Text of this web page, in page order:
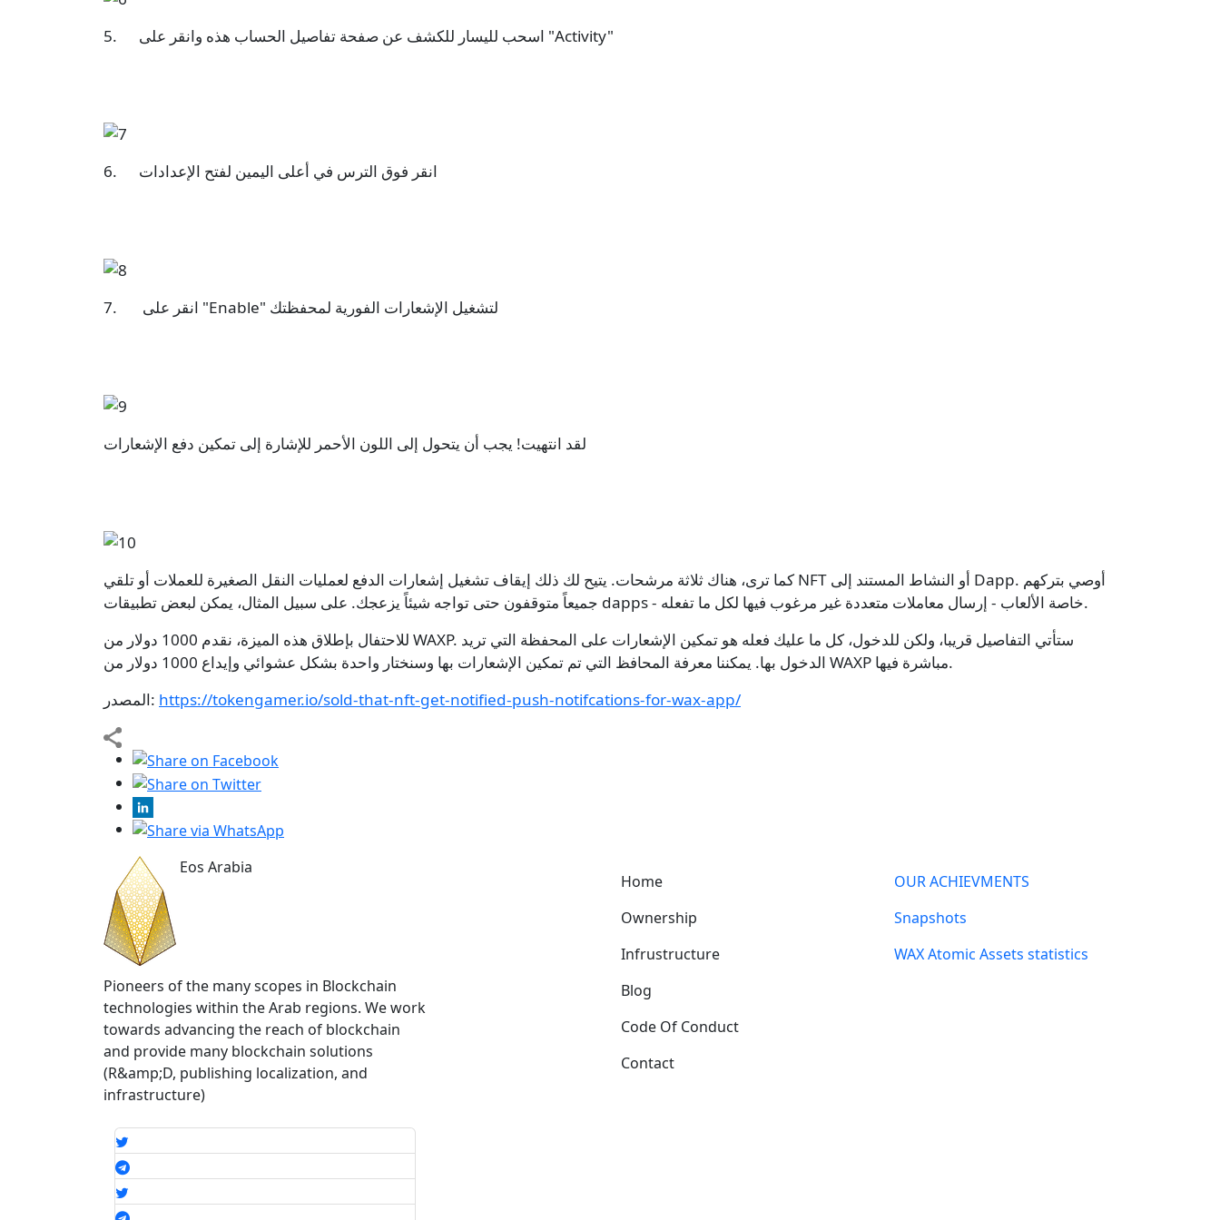
5. اسحب لليسار للكشف عن صفحة تفاصيل الحساب هذه وانقر على "Activity"
6. انقر فوق الترس في أعلى اليمين لفتح الإعدادات
7. انقر على "Enable" لتشغيل الإشعارات الفورية لمحفظتك
لقد انتهيت! يجب أن يتحول إلى اللون الأحمر للإشارة إلى تمكين دفع الإشعارات
كما ترى، هناك ثلاثة مرشحات. يتيح لك ذلك إيقاف تشغيل إشعارات الدفع لعمليات النقل الصغيرة للعملات أو تلقي NFT أو النشاط المستند إلى Dapp. أوصي بتركهم
جميعاً متوقفون حتى تواجه شيئاً يزعجك. على سبيل المثال، يمكن لبعض تطبيقات dapps - خاصة الألعاب - إرسال معاملات متعددة غير مرغوب فيها لكل ما تفعله.
للاحتفال بإطلاق هذه الميزة، نقدم 1000 دولار من WAXP. ستأتي التفاصيل قريبا، ولكن للدخول، كل ما عليك فعله هو تمكين الإشعارات على المحفظة التي تريد
الدخول بها. يمكننا معرفة المحافظ التي تم تمكين الإشعارات بها وسنختار واحدة بشكل عشوائي وإيداع 1000 دولار من WAXP مباشرة فيها.
المصدر: https://tokengamer.io/sold-that-nft-get-notified-push-notifcations-for-wax-app/
Eos Arabia
Pioneers of the many scopes in Blockchain
technologies within the Arab regions. We work
towards advancing the reach of blockchain
and provide many blockchain solutions
(R&amp;D, publishing localization, and
infrastructure)
Links Group 2
Home
Ownership
Infrustructure
Blog
Code Of Conduct
Contact
Links Group
OUR ACHIEVMENTS
Snapshots
WAX Atomic Assets statistics